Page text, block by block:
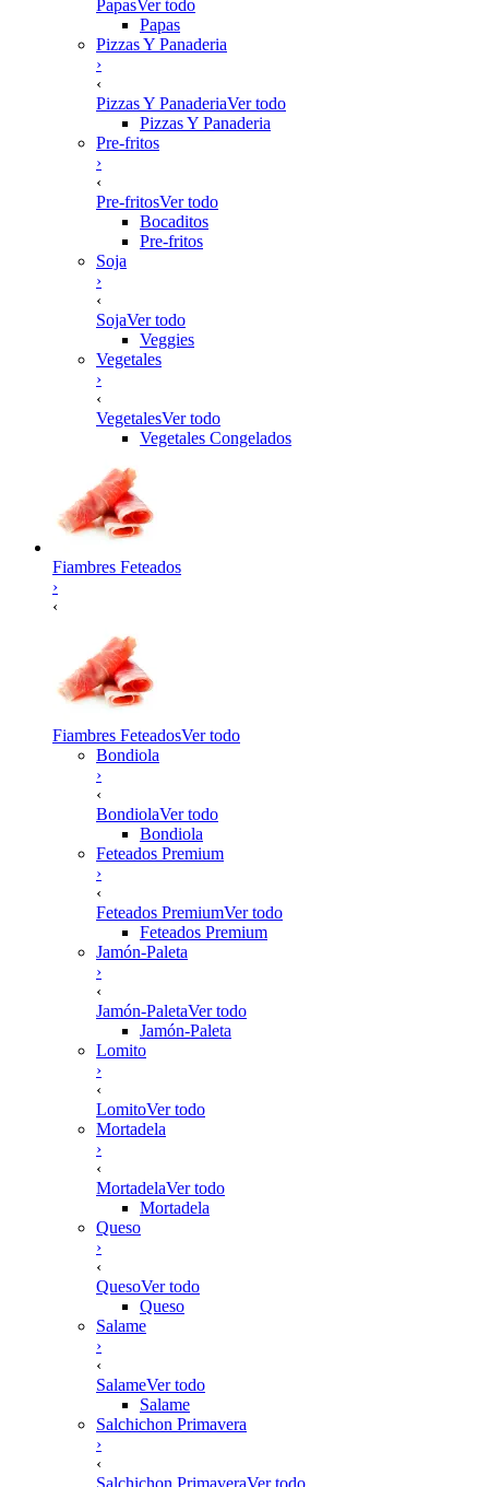
PapasVer todo
Papas
Pizzas Y Panaderia
›
‹
Pizzas Y PanaderiaVer todo
Pizzas Y Panaderia
Pre-fritos
›
‹
Pre-fritosVer todo
Bocaditos
Pre-fritos
Soja
›
‹
SojaVer todo
Veggies
Vegetales
›
‹
VegetalesVer todo
Vegetales Congelados
Fiambres Feteados
›
‹
Fiambres FeteadosVer todo
Bondiola
›
‹
BondiolaVer todo
Bondiola
Feteados Premium
›
‹
Feteados PremiumVer todo
Feteados Premium
Jamón-Paleta
›
‹
Jamón-PaletaVer todo
Jamón-Paleta
Lomito
›
‹
LomitoVer todo
Mortadela
›
‹
MortadelaVer todo
Mortadela
Queso
›
‹
QuesoVer todo
Queso
Salame
›
‹
SalameVer todo
Salame
Salchichon Primavera
›
‹
Salchichon PrimaveraVer todo